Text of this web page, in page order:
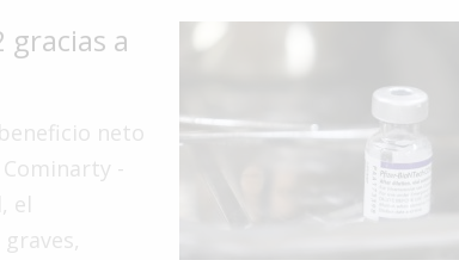
gracias a
neto
-
el